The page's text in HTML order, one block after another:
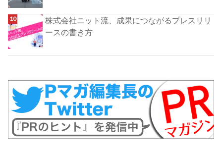
株式会社ニット流、成果につながるプレスリリ
ースの書き方